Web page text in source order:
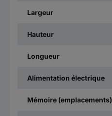
Largeur
Hauteur
Longueur
Alimentation électrique
Mémoire (emplacements)